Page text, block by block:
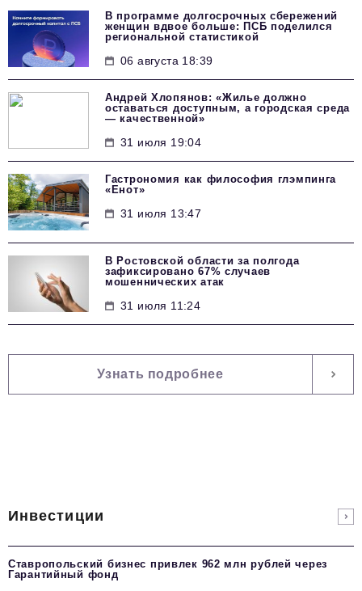
В программе долгосрочных сбережений
женщин вдвое больше: ПСБ поделился
региональной статистикой
06 августа 18:39
Андрей Хлопянов: «Жилье должно
оставаться доступным, а городская среда
— качественной»
31 июля 19:04
Гастрономия как философия глэмпинга
«Енот»
31 июля 13:47
В Ростовской области за полгода
зафиксировано 67% случаев
мошеннических атак
31 июля 11:24
Узнать подробнее
Инвестиции
Ставропольский бизнес привлек 962 млн рублей через
Гарантийный фонд